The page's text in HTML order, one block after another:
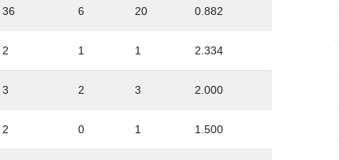
36 6 20 0.882
2 1 1 2.334
3 2 3 2.000
2 0 1 1.500